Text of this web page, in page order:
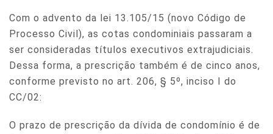
Com o advento da lei 13.105/15 (novo Código de
Processo Civil), as cotas condominiais passaram a
ser consideradas títulos executivos extrajudiciais.
Dessa forma, a prescrição também é de cinco anos,
conforme previsto no art. 206, § 5º, inciso I do
CC/02:
O prazo de prescrição da dívida de condomínio é de